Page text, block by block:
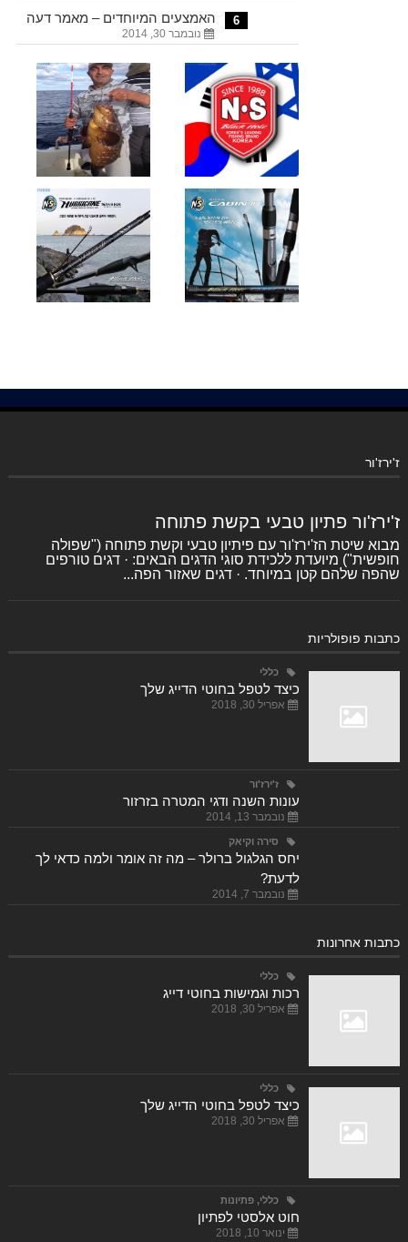
6 האמצעים המיוחדים – מאמר דעה
נובמבר 30, 2014
ז'ירז'ור
ז'ירז'ור פתיון טבעי בקשת פתוחה
מבוא שיטת הז'ירז'ור עם פיתיון טבעי וקשת פתוחה ("שפולה
חופשית") מיועדת ללכידת סוגי הדגים הבאים: · דגים טורפים
שהפה שלהם קטן במיוחד. · דגים שאזור הפה...
כתבות פופולריות
כללי
כיצד לטפל בחוטי הדייג שלך
אפריל 30, 2018
ז'ירז'ור
עונות השנה ודגי המטרה בזרזור
נובמבר 13, 2014
סירה וקיאק
יחס הגלגול ברולר – מה זה אומר ולמה כדאי לך
לדעת?
נובמבר 7, 2014
כתבות אחרונות
כללי
רכות וגמישות בחוטי דייג
אפריל 30, 2018
כללי
כיצד לטפל בחוטי הדייג שלך
אפריל 30, 2018
כללי, פתיונות
חוט אלסטי לפתיון
ינואר 10, 2018